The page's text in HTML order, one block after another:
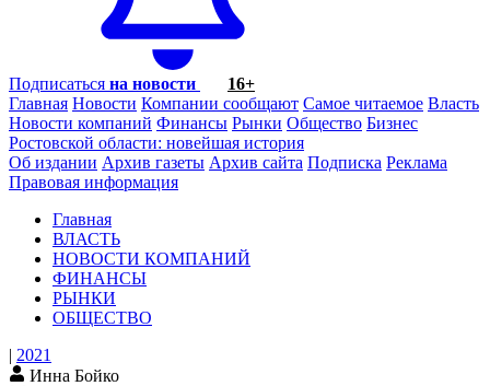
Подписаться на новости
16+
Главная Новости Компании сообщают Самое читаемое Власть
Новости компаний Финансы Рынки Общество Бизнес
Ростовской области: новейшая история
Об издании Архив газеты Архив сайта Подписка Реклама
Правовая информация
Главная
ВЛАСТЬ
НОВОСТИ КОМПАНИЙ
ФИНАНСЫ
РЫНКИ
ОБЩЕСТВО
| 2021
Инна Бойко